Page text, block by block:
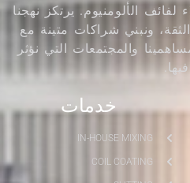
لفائف الألومنيوم. يرتكز نهجنا
ونبني شراكات متينة مع
والمجتمعات التي نؤثر
فيها.
خدمات
IN-HOUSE MIXING
COIL COATING